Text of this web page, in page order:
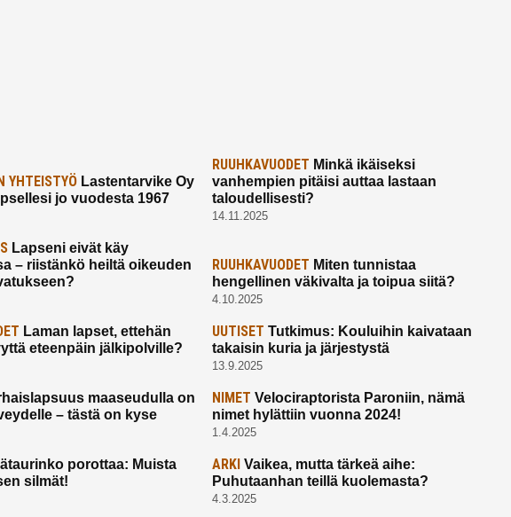
YHTEISTYÖLastentarvike Oy
jo vuodesta 1967
RUUHKAVUODET Minkä ikäiseksi
vanhempien pitäisi auttaa lastaan
taloudellisesti?
14.11.2025
Lapseni eivät käy
– riistänkö heiltä oikeuden
RUUHKAVUODET Miten tunnistaa
hengellinen väkivalta ja toipua siitä?
4.10.2025
Laman lapset, ettehän
eteenpäin jälkipolville?
UUTISET Tutkimus: Kouluihin kaivataan
takaisin kuria ja järjestystä
13.9.2025
maaseudulla on
– tästä on kyse
NIMET Velociraptorista Paroniin, nämä
nimet hylättiin vuonna 2024!
1.4.2025
porottaa: Muista
silmät!
ARKI Vaikea, mutta tärkeä aihe:
Puhutaanhan teillä kuolemasta?
4.3.2025